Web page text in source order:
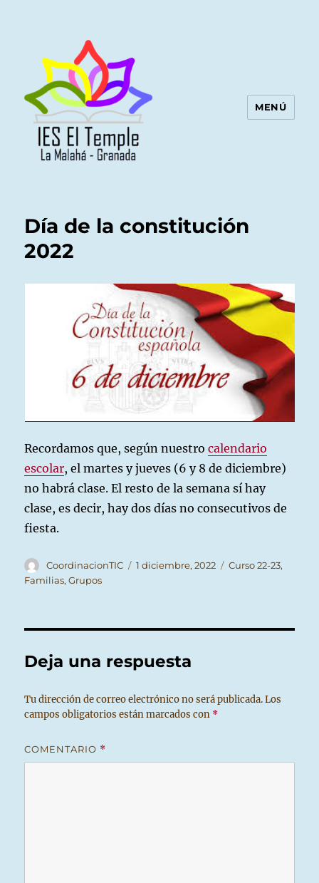
MENÚ
Día de la constitución
2022
Recordamos que, según nuestrocalendario
escolar, el martes y jueves (6 y 8 de diciembre)
no habrá clase. El resto de la semana sí hay
clase, es decir, hay dos días no consecutivos de
fiesta.
Autor
CoordinacionTIC
Publicado
1 diciembre, 2022 Categorías
Curso 22-23,
Familias,Grupos
Deja una respuesta
Tu dirección de correo electrónico no será publicada. Los
campos obligatorios están marcados con *
COMENTARIO *